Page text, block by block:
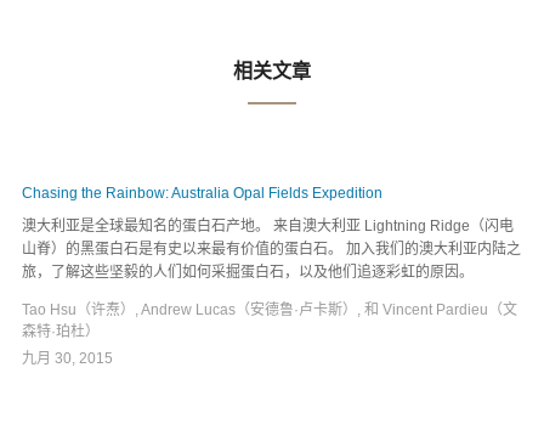
相关文章
Chasing the Rainbow: Australia Opal Fields Expedition
澳大利亚是全球最知名的蛋白石产地。 来自澳大利亚 Lightning Ridge（闪电
山脊）的黑蛋白石是有史以来最有价值的蛋白石。 加入我们的澳大利亚内陆之
旅，了解这些坚毅的人们如何采掘蛋白石，以及他们追逐彩虹的原因。
Tao Hsu（许焘）, Andrew Lucas（安德鲁·卢卡斯）, 和 Vincent Pardieu（文
森特·珀杜）
九月 30, 2015